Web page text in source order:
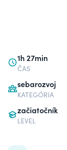
1h 27min
ČAS
sebarozvoj
KATEGÓRIA
začiatočník
LEVEL